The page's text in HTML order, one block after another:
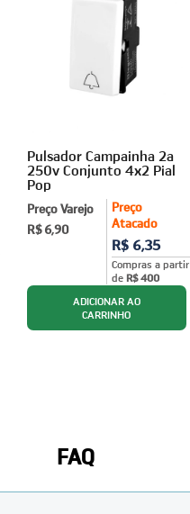
Pulsador Campainha 2a
250v Conjunto 4x2 Pial
Pop
Preço
Atacado
R$ 6,35
Compras a partir
de R$ 400
Preço Varejo
R$ 6,90
FAQ